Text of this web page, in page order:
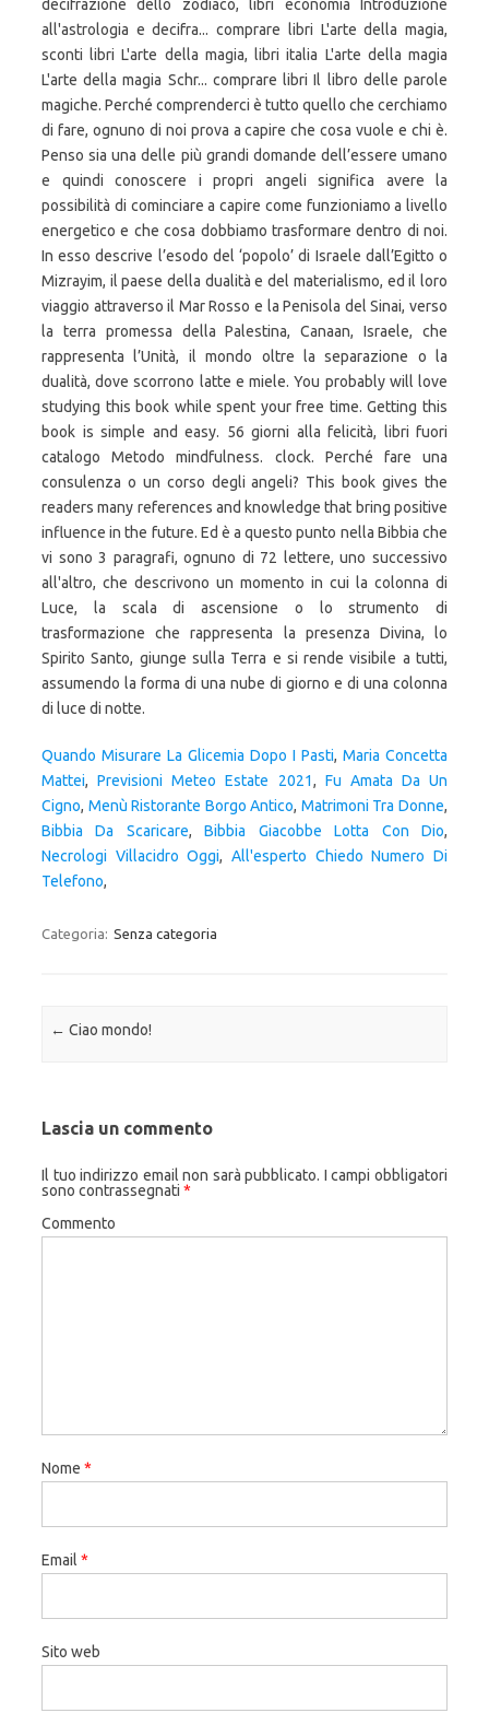
Quando Misurare La Glicemia Dopo I Pasti, Maria Concetta
Mattei,Previsioni Meteo Estate 2021, Fu Amata Da Un
Cigno, Menù Ristorante Borgo Antico, Matrimoni Tra Donne,
Bibbia Da Scaricare,Bibbia Giacobbe Lotta Con Dio,
Necrologi Villacidro Oggi,All'esperto Chiedo Numero Di
Telefono,
Categoria: Senza categoria
Navigazione articolo
← Ciao mondo!
Lascia un commento
Il tuo indirizzo email non sarà pubblicato. I campi obbligatori
sono contrassegnati *
Commento
Nome *
Email *
Sito web